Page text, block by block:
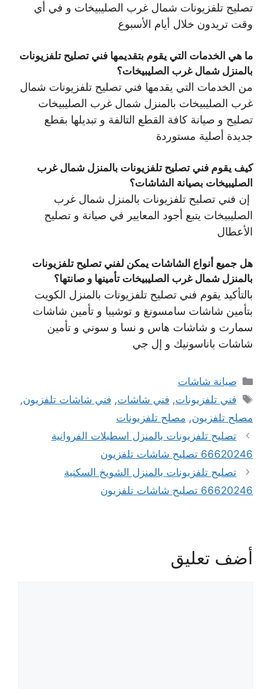
تصليح تلفزيونات شمال غرب الصليبيخات و في أي
وقت تريدون خلال أيام الأسبوع
ما هي الخدمات التي يقوم بتقديمها فني تصليح تلفزيونات
بالمنزل شمال غرب الصليبيخات؟
من الخدمات التي يقدمها فني تصليح تلفزيونات شمال
غرب الصليبيخات بالمنزل شمال غرب الصليبيخات
تصليح و صيانة كافة القطع التالفة و تبديلها بقطع
جديدة أصلية مستوردة
كيف يقوم فني تصليح تلفزيونات بالمنزل شمال غرب
الصليبيخات بصيانة الشاشات؟
إن فني تصليح تلفزيونات بالمنزل شمال غرب
الصليبيخات يتبع أجود المعايير في صيانة و تصليح
الأعطال
هل جميع أنواع الشاشات يمكن لفني تصليح تلفزيونات
بالمنزل شمال غرب الصليبيخات تأمينها و صانتها؟
بالتأكيد يقوم فني تصليح تلفزيونات بالمنزل الكويت
بتأمين شاشات سامسونغ و توشيبا و تأمين شاشات
سمارت و شاشات هاس و نسا و سوني و تأمين
شاشات باناسونيك و إل جي
التصنيفات
صيانة شاشات
الوسوم
فني تلفزيونات, فني شاشات, فني شاشات تلفزيون,
مصلح تلفزيون, مصلح تلفزيونات
تصليح تلفزيونات بالمنزل اسطبلات الفروانية
66620246 تصليح شاشات تلفزيون
تصليح تلفزيونات بالمنزل الشويخ السكنية
66620246 تصليح شاشات تلفزيون
أضف تعليق